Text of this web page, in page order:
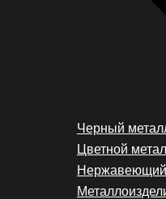
Черный
Цветной
Нержавеющий